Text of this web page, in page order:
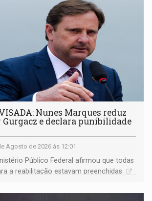
Nunes Marques reduz
Gurgacz e declara punibilidade
Agosto de 2026 às 12:01
Público Federal afirmou que todas
a reabilitação estavam preenchidas